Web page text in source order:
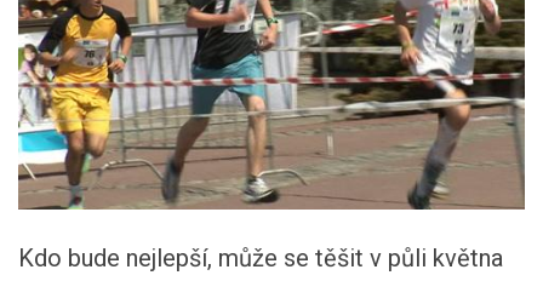
Kdo bude nejlepší, může se těšit v půli května